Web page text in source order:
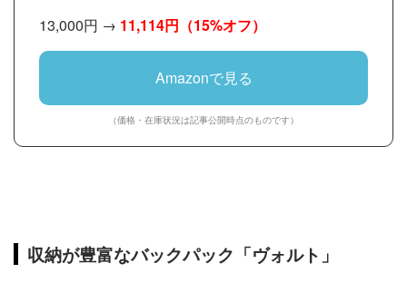
13,000円 → 11,114円 （15%オフ）
Amazonで見る
（価格・在庫状況は記事公開時点のものです）
収納が豊富なバックパック「ヴォルト」